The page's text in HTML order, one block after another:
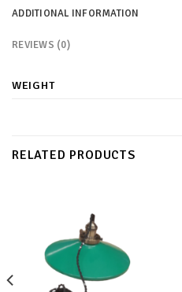
ADDITIONAL INFORMATION
REVIEWS (0)
WEIGHT
RELATED PRODUCTS